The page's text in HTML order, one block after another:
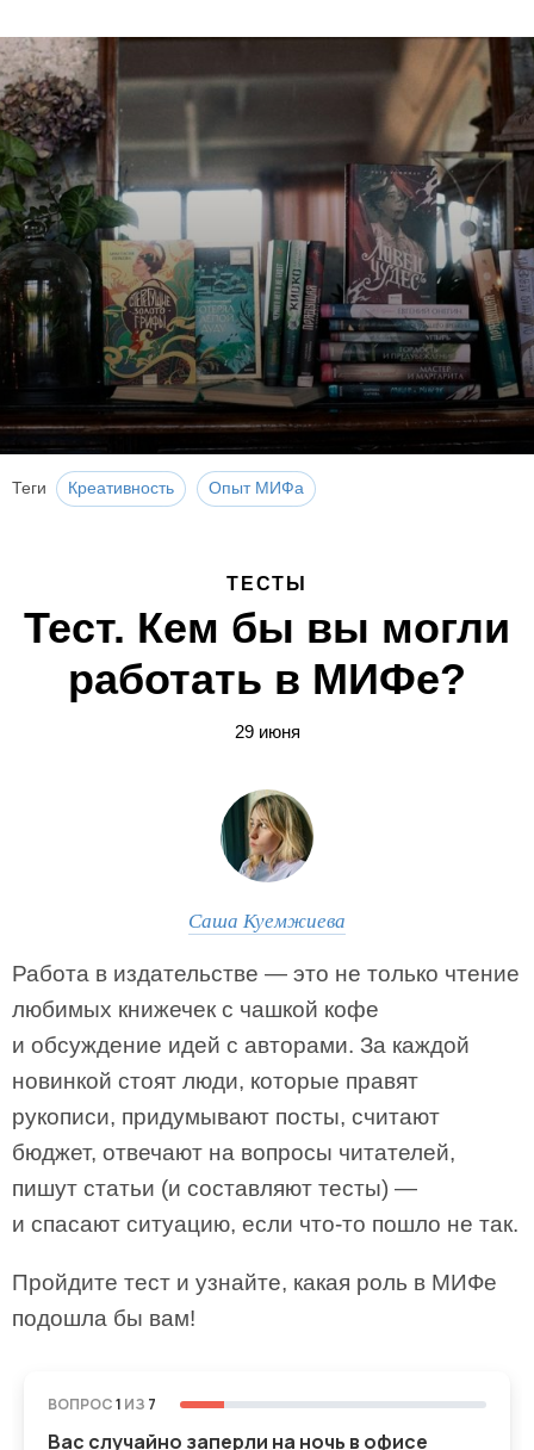
Теги Креативность Опыт МИФа
ТЕСТЫ
Тест. Кем бы вы могли
работать в МИФе?
29 июня
Саша Куемжиева
Работа в издательстве — это не только чтение
любимых книжечек с чашкой кофе
и обсуждение идей с авторами. За каждой
новинкой стоят люди, которые правят
рукописи, придумывают посты, считают
бюджет, отвечают на вопросы читателей,
пишут статьи (и составляют тесты) —
и спасают ситуацию, если что-то пошло не так.
Пройдите тест и узнайте, какая роль в МИФе
подошла бы вам!